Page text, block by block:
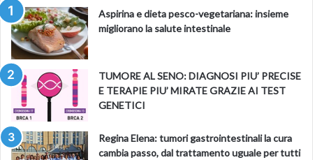
Aspirina e dieta pesco-vegetariana: insieme
migliorano la salute intestinale
TUMORE AL SENO: DIAGNOSI PIU’ PRECISE
E TERAPIE PIU’ MIRATE GRAZIE AI TEST
GENETICI
Regina Elena: tumori gastrointestinali la cura
cambia passo, dal trattamento uguale per tutti